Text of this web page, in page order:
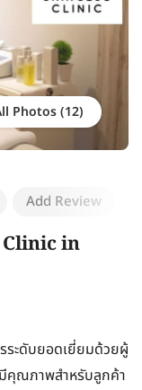
Photos
Add Review
in
ระดับยอดเยี่ยมด้วยผู้
คุณภาพสำหรับลูกค้า